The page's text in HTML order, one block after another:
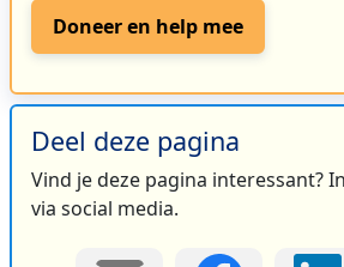
Doneer en help mee
Deel deze pagina
Vind je deze pagina interessant?
via social media.